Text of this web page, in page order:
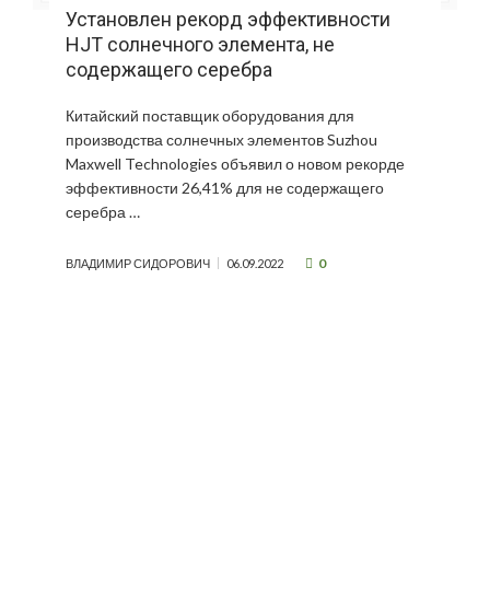
Установлен рекорд эффективности
HJT солнечного элемента, не
содержащего серебра
Китайский поставщик оборудования для
производства солнечных элементов Suzhou
Maxwell Technologies объявил о новом рекорде
эффективности 26,41% для не содержащего
серебра …
ВЛАДИМИР СИДОРОВИЧ 06.09.2022 0